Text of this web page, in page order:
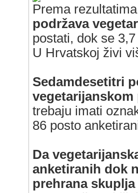
Prema
podržava
postati, dok se
U Hrvatskoj živi
Sedamdesetitri
trebaju imati
86 posto
Da
anketiranih dok
prehrana